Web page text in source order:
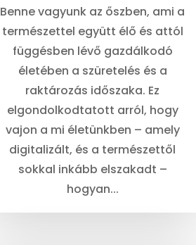
Benne vagyunk az őszben, ami a
természettel együtt élő és attól
függésben lévő gazdálkodó
életében a szüretelés és a
raktározás időszaka. Ez
elgondolkodtatott arról, hogy
vajon a mi életünkben – amely
digitalizált, és a természettől
sokkal inkább elszakadt –
hogyan...